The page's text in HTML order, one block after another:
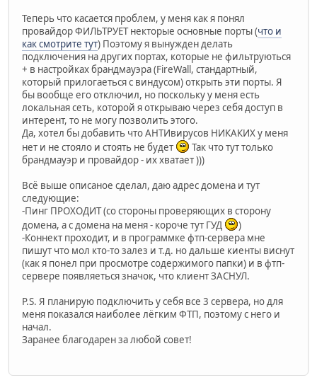
Теперь что касается проблем, у меня как я понял
провайдор ФИЛЬТРУЕТ некторые основные порты (что и
как смотрите тут) Поэтому я вынужден делать
подключения на других портах, которые не фильтруються
+ в настройках брандмауэра (FireWall, стандартный,
который прилогаеться с виндусом) открыть эти порты. Я
бы вообще его отключил, но поскольку у меня есть
локальная сеть, которой я открываю через себя доступ в
интерент, то не могу позволить этого.
Да, хотел бы добавить что АНТИвирусов НИКАКИХ у меня
нет и не стояло и стоять не будет
Так что тут только
брандмауэр и провайдор - их хватает )))
Всё выше описаное сделал, даю адрес домена и тут
следующие:
-Пинг ПРОХОДИТ (со стороны проверяющих в сторону
домена, а с домена на меня - короче тут ГУД
)
-Коннект проходит, и в программке фтп-сервера мне
пишут что мол кто-то залез и т.д. но дальше киенты виснут
(как я понел при просмотре содержимого папки) и в фтп-
сервере появляеться значок, что клиент ЗАСНУЛ.
P.S. Я планирую подключить у себя все 3 сервера, но для
меня показался наиболее лёгким ФТП, поэтому с него и
начал.
Заранее благодарен за любой совет!